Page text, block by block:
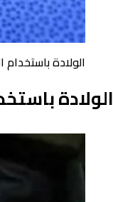
الولادة
الولادة